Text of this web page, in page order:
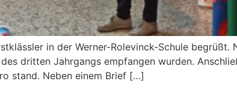
in der Werner-Rolevinck-Schule
dritten Jahrgangs empfangen wurden.
stand. Neben einem Brief […]